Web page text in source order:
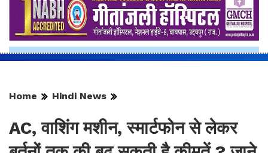
Home Hindi News
AC, वाशिंग मशीन, स्मार्टफोन से लेकर